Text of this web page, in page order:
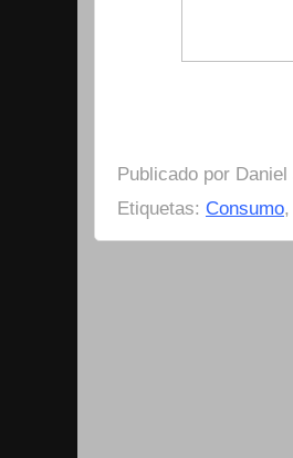
Publicado por Daniel
Etiquetas: Consumo,